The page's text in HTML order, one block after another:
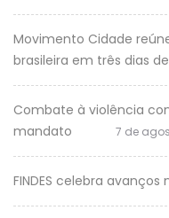
Movimento Cidade
brasileira em três dias
Combate à violência
mandato
7 de
FINDES celebra avanços